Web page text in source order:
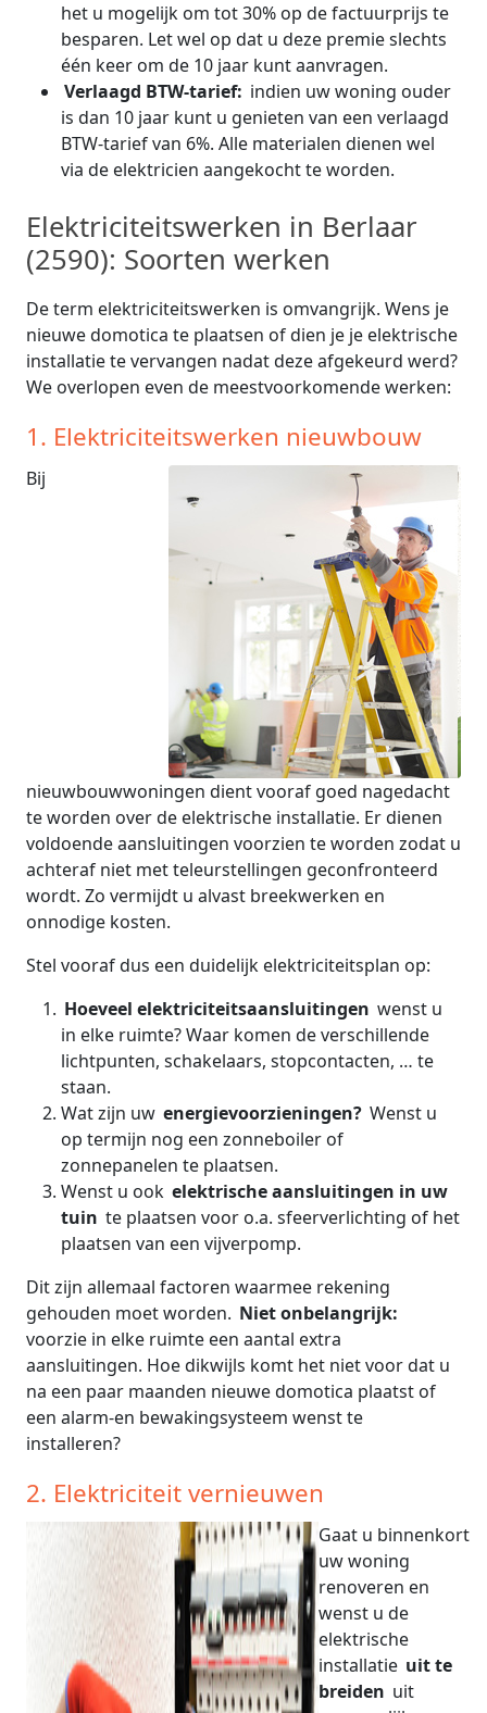
het u mogelijk om tot 30% op de factuurprijs te
besparen. Let wel op dat u deze premie slechts
één keer om de 10 jaar kunt aanvragen.
Verlaagd BTW-tarief: indien uw woning ouder
is dan 10 jaar kunt u genieten van een verlaagd
BTW-tarief van 6%. Alle materialen dienen wel
via de elektricien aangekocht te worden.
Elektriciteitswerken in Berlaar
(2590): Soorten werken
De term elektriciteitswerken is omvangrijk. Wens je
nieuwe domotica te plaatsen of dien je je elektrische
installatie te vervangen nadat deze afgekeurd werd?
We overlopen even de meestvoorkomende werken:
1. Elektriciteitswerken nieuwbouw
Bij
nieuwbouwwoningen dient vooraf goed nagedacht
te worden over de elektrische installatie. Er dienen
voldoende aansluitingen voorzien te worden zodat u
achteraf niet met teleurstellingen geconfronteerd
wordt. Zo vermijdt u alvast breekwerken en
onnodige kosten.
Stel vooraf dus een duidelijk elektriciteitsplan op:
Hoeveel elektriciteitsaansluitingen wenst u
in elke ruimte? Waar komen de verschillende
lichtpunten, schakelaars, stopcontacten, … te
staan.
Wat zijn uw energievoorzieningen? Wenst u
op termijn nog een zonneboiler of
zonnepanelen te plaatsen.
Wenst u ook elektrische aansluitingen in uw
tuin te plaatsen voor o.a. sfeerverlichting of het
plaatsen van een vijverpomp.
Dit zijn allemaal factoren waarmee rekening
gehouden moet worden. Niet onbelangrijk:
voorzie in elke ruimte een aantal extra
aansluitingen. Hoe dikwijls komt het niet voor dat u
na een paar maanden nieuwe domotica plaatst of
een alarm-en bewakingsysteem wenst te
installeren?
2. Elektriciteit vernieuwen
Gaat u binnenkort
uw woning
renoveren en
wenst u de
elektrische
installatie uit te
breiden uit